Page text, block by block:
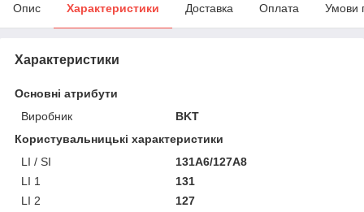
Опис Характеристики Доставка Оплата Умови
Характеристики
Основні атрибути
Виробник
BKT
Користувальницькі характеристики
LI / SI
131A6/127A8
LI 1
131
LI 2
127